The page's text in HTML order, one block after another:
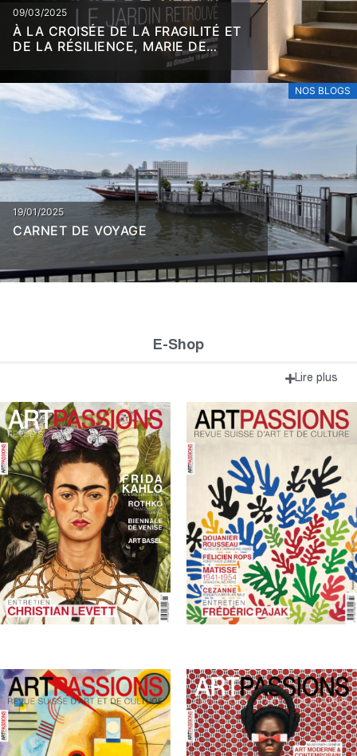
09/03/2025
À LA CROISÉE DE LA FRAGILITÉ ET
DE LA RÉSILIENCE, MARIE DE
NOS BLOGS
19/01/2025
CARNET DE VOYAGE
E-Shop
Lire plus